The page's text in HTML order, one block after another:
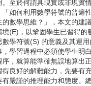
。至於何謂具現實或非現實
「如何利用數學符號的普遍
的數學思維？」，本文的建
境(E)，以鞏固學生已習得的
數學符號(S) 的意義及其運
，學習過程中必須使學生明
序，就算能準確無誤地算出
得良好的解難能力，先要有
有嚴謹的推理能力和態度。